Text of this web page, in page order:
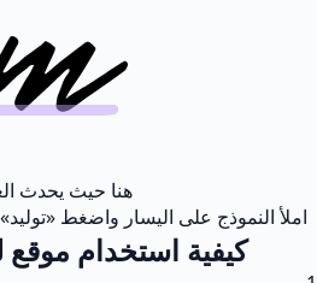
هنا حيث يحدث
املأ النموذج على اليسار واضغط
كيفية استخدام